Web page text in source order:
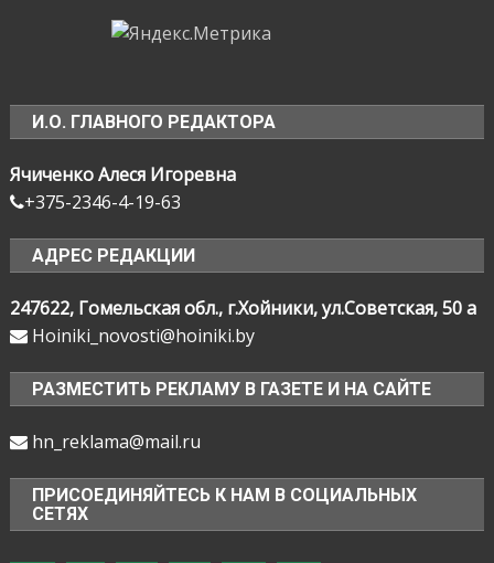
И.О. ГЛАВНОГО РЕДАКТОРА
Ячиченко Алеся Игоревна
+375-2346-4-19-63
АДРЕС РЕДАКЦИИ
247622, Гомельская обл., г.Хойники, ул.Советская, 50 а
Hoiniki_novosti@hoiniki.by
РАЗМЕСТИТЬ РЕКЛАМУ В ГАЗЕТЕ И НА САЙТЕ
hn_reklama@mail.ru
ПРИСОЕДИНЯЙТЕСЬ К НАМ В СОЦИАЛЬНЫХ
СЕТЯХ